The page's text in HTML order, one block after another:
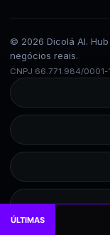
© 2026 Dicolá AI.
negócios reais.
CNPJ 66.771.984/0001-
ÚLTIMAS